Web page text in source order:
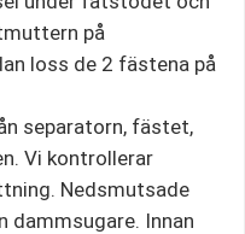
på
loss de 2 fästena på
separatorn, fästet,
Vi kontrollerar
Nedsmutsade
dammsugare. Innan